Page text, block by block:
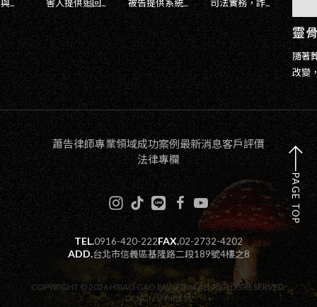
回
。
種
私
構
附
。
撰
時必
緩
制
「保
犯
關
保
到
被告提供系統
性的和解與談
判指南。核心
重點在於說明
詐欺屬公訴
罪，和解是爭
取緩刑/緩起訴
的重要籌碼；
並揭示人頭帳
戶（約5成）、
車手（約7成）
的實務和解金
行情，以及簽
署和解書時防
範「背全鍋」
的關鍵自保條
司法實務，詐
騙集團的手法
已經從過去單
純的話術欺
騙，演變成結
合去中心化金
融（DeFi）、偽
造券商 APP 以及
精準心理學的
「楚門世界」
群組演戲。當
民眾發現無法
出金、驚覺受
騙時，最常面
臨的困境往往
是：「報案
了，然後呢？
錢要怎麼拿回
來？」
靈骨塔詐騙與生基位話術拆解：如何避免加重詐欺判刑？刑事律師自救全攻略｜蕭告律師事務所
隨著葬儀習俗
改變，靈骨
塔、生前契約
及周邊殯葬商
品因具備轉手
獲利的特性，
常被黑幫與不
肖分子包裝成
「高投報投資
工具」。日前
台中更破獲一
起高達 3,700 萬
元的驚人騙
局，犯罪集團
專挑因投資股
票失利的股
本篇
2026
車
說明
法
罪、
法、
條
則（
刑責
最高
期徒
詳細
知道
之共
蕭告律師專業領域成功案例最新消息客戶評價
法律專欄
TEL.0916-420-222FAX.02-2732-4202
ADD.台北市信義區基隆路二段189號4樓之8
COPYRIGHT ©2026 HSIAO GAO LAW FIRM ALL RIGHTS RESERVED.
DESIGN BY IBEST
PAGE TOP